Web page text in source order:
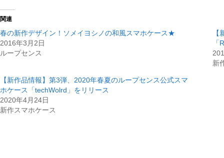
関連
春の新作デザイン！ソメイヨシノの和風スマホケース★
2016年3月2日
ループセンス
新
【新作品情報】第3弾、2020年春夏のループセンス公式スマ
ホケース「techWolrd」をリリース
2020年4月24日
新作スマホケース